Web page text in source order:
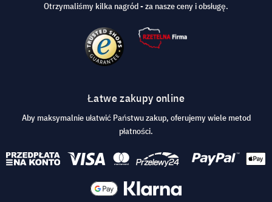
Otrzymaliśmy kilka nagród - za nasze ceny i obsługę.
Łatwe zakupy online
Aby maksymalnie ułatwić Państwu zakup, oferujemy wiele metod
płatności.